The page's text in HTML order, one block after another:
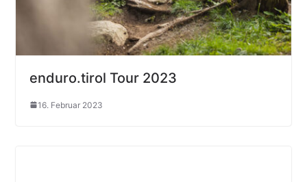
enduro.tirol Tour 2023
16. Februar 2023